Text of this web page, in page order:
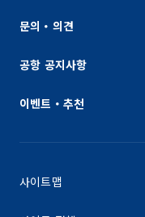
문의・의견
공항 공지사항
이벤트・추천
사이트맵